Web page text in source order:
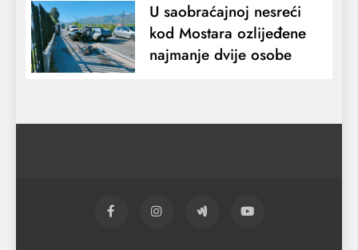
U saobraćajnoj nesreći
kod Mostara ozlijeđene
najmanje dvije osobe